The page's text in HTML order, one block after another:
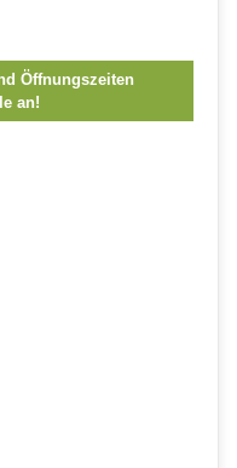
Öffnungszeiten
an!